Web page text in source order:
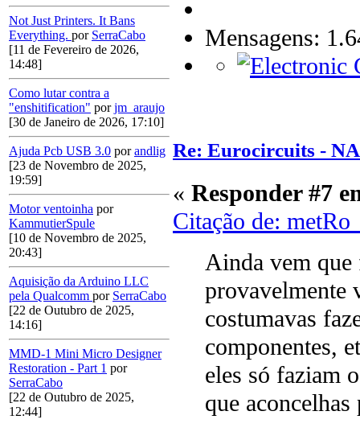
Not Just Printers. It Bans
Everything. por SerraCabo
[11 de Fevereiro de 2026,
14:48]
Como lutar contra a
"enshitification" porjm_araujo
[30 de Janeiro de 2026, 17:10]
Ajuda Pcb USB 3.0 porandlig
[23 de Novembro de 2025,
19:59]
Motor ventoinha por
KammutierSpule
[10 de Novembro de 2025,
20:43]
Aquisição da Arduino LLC
pela Qualcomm por SerraCabo
[22 de Outubro de 2025,
14:16]
MMD-1 Mini Micro Designer
Restoration - Part 1 por
SerraCabo
[22 de Outubro de 2025,
12:44]
Mensagens:
Re: Eurocircuits -
« Responder #7
Citação de:
Ainda vem que
provavelmente
costumavas
componentes,
eles só faziam
que aconcelhas